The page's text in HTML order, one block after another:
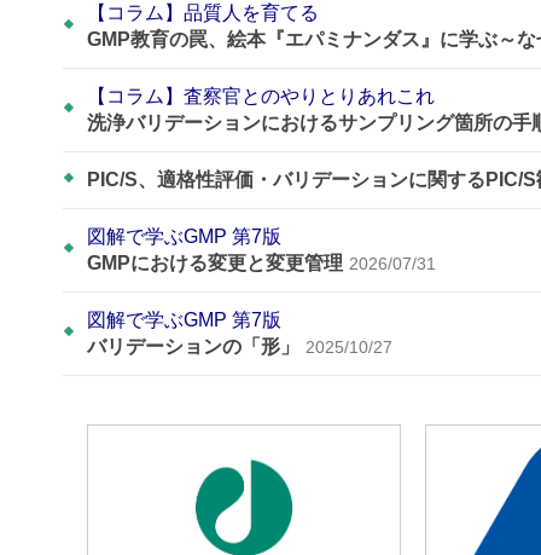
【コラム】品質人を育てる
GMP教育の罠、絵本『エパミナンダス』に学ぶ～
【コラム】査察官とのやりとりあれこれ
洗浄バリデーションにおけるサンプリング箇所の手
PIC/S、適格性評価・バリデーションに関するPIC/
図解で学ぶGMP 第7版
GMPにおける変更と変更管理 2026/07/31
図解で学ぶGMP 第7版
バリデーションの「形」
2025/10/27